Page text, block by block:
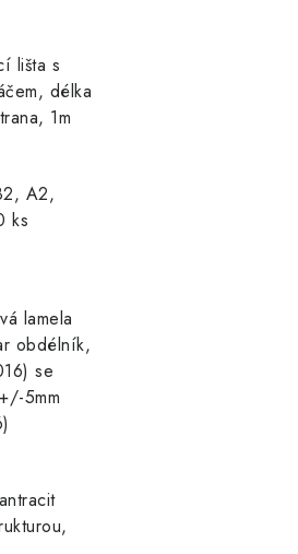
lišta s
délka
1m
A2,
ks
lamela
obdélník,
se
5mm